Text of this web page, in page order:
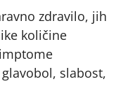
zdravilo, jih
količine
slabost,